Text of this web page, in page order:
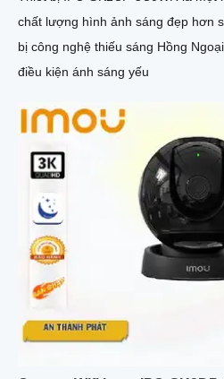
chất lượng hình ảnh sáng đẹp hơn so với
bị công nghệ thiếu sáng Hồng
điều kiện ánh sáng yếu